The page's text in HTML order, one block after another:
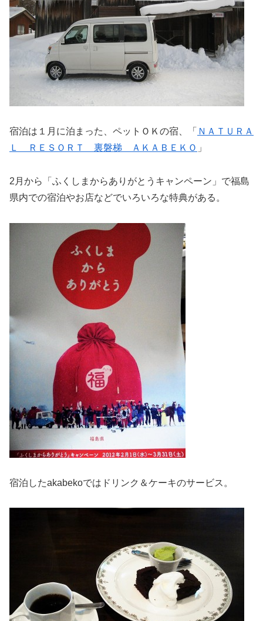
宿泊は１月に泊まった、ペットＯＫの宿、「 ＮＡＴＵＲＡ
Ｌ ＲＥＳＯＲＴ 裏磐梯 ＡＫＡＢＥＫＯ 」
2月から「ふくしまからありがとうキャンペーン」で福島
県内での宿泊やお店などでいろいろな特典がある。
宿泊したakabekoではドリンク＆ケーキのサービス。